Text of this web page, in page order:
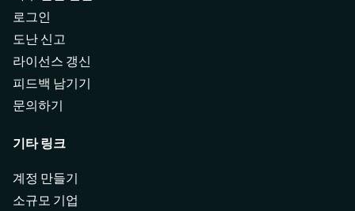
로그인
도난 신고
라이선스 갱신
피드백 남기기
문의하기
기타 링크
계정 만들기
소규모 기업